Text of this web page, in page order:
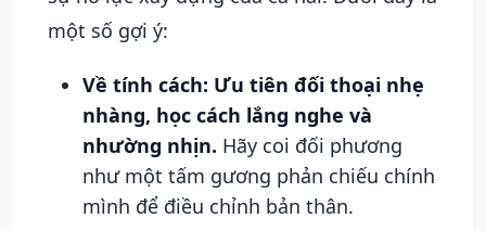
một số gợi ý:
Về tính cách: Ưu tiên đối thoại nhẹ
nhàng, học cách lắng nghe và
nhường nhịn. Hãy coi đối phương
như một tấm gương phản chiếu chính
mình để điều chỉnh bản thân.